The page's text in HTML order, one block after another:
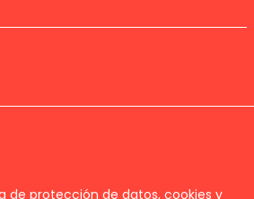
de protección de datos, cookies y